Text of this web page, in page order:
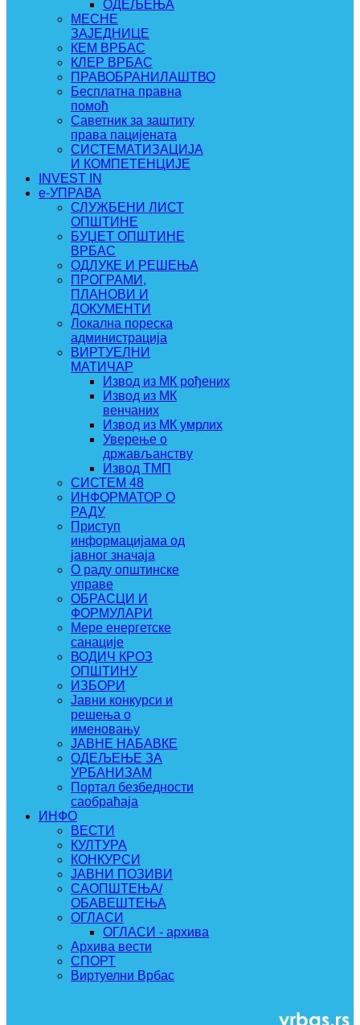
ОДЕЉЕЊА
МЕСНЕ
ЗАЈЕДНИЦЕ
КЕМ ВРБАС
КЛЕР ВРБАС
ПРАВОБРАНИЛАШТВО
Бесплатна правна
помоћ
Саветник за заштиту
права пацијената
СИСТЕМАТИЗАЦИЈА
И КОМПЕТЕНЦИЈЕ
INVEST IN
e-УПРАВА
СЛУЖБЕНИ ЛИСТ
ОПШТИНЕ
БУЏЕТ ОПШТИНЕ
ВРБАС
ОДЛУКЕ И РЕШЕЊА
ПРОГРАМИ,
ПЛАНОВИ И
ДОКУМЕНТИ
Локална пореска
администрација
ВИРТУЕЛНИ
МАТИЧАР
Извод из МК рођених
Извод из МК
венчаних
Извод из МК умрлих
Уверење о
држављанству
Извод ТМП
СИСТЕМ 48
ИНФОРМАТОР О
РАДУ
Приступ
информацијама од
јавног значаја
О раду општинске
управе
ОБРАСЦИ И
ФОРМУЛАРИ
Мере енергетске
санације
ВОДИЧ КРОЗ
ОПШТИНУ
ИЗБОРИ
Јавни конкурси и
решења о
именовању
ЈАВНЕ НАБАВКЕ
ОДЕЉЕЊЕ ЗА
УРБАНИЗАМ
Портал безбедности
саобраћаја
ИНФО
ВЕСТИ
КУЛТУРА
КОНКУРСИ
ЈАВНИ ПОЗИВИ
САОПШТЕЊА/
ОБАВЕШТЕЊА
ОГЛАСИ
ОГЛАСИ - архива
Архива вести
СПОРТ
Виртуелни Врбас